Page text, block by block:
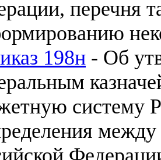
перечня
198н - Об
систему